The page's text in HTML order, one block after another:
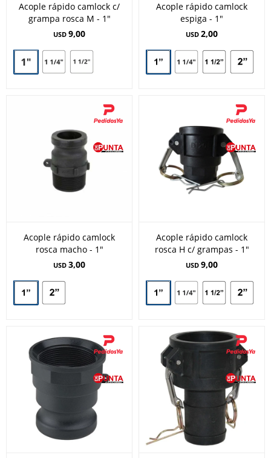
Acople rápido camlock c/
grampa rosca M - 1"
USD 9,00
Acople rápido camlock
espiga - 1"
USD 2,00
Acople rápido camlock
rosca macho - 1"
USD 3,00
Acople rápido camlock
rosca H c/ grampas - 1"
USD 9,00